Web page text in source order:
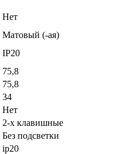
Нет
Матовый (-ая)
IP20
75,8
75,8
34
Нет
2-х клавишные
Без подсветки
ip20